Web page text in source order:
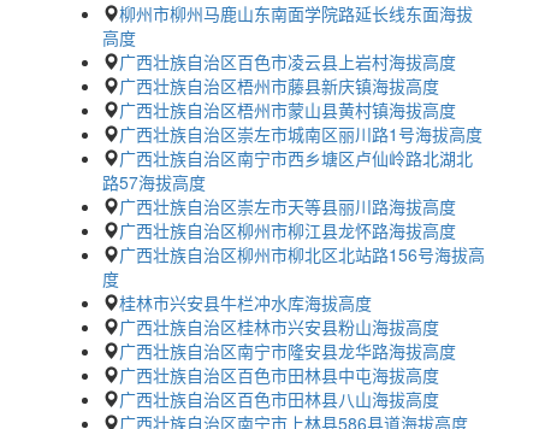
柳州市柳州马鹿山东南面学院路延长线东面海拔
高度
广西壮族自治区百色市凌云县上岩村海拔高度
广西壮族自治区梧州市藤县新庆镇海拔高度
广西壮族自治区梧州市蒙山县黄村镇海拔高度
广西壮族自治区崇左市城南区丽川路1号海拔高度
广西壮族自治区南宁市西乡塘区卢仙岭路北湖北
路57海拔高度
广西壮族自治区崇左市天等县丽川路海拔高度
广西壮族自治区柳州市柳江县龙怀路海拔高度
广西壮族自治区柳州市柳北区北站路156号海拔高
度
桂林市兴安县牛栏冲水库海拔高度
广西壮族自治区桂林市兴安县粉山海拔高度
广西壮族自治区南宁市隆安县龙华路海拔高度
广西壮族自治区百色市田林县中屯海拔高度
广西壮族自治区百色市田林县八山海拔高度
广西壮族自治区南宁市上林县586县道海拔高度